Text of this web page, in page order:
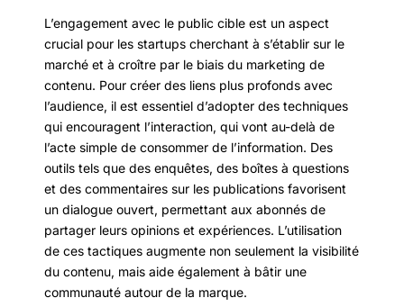
L’engagement avec le public cible est un aspect
crucial pour les startups cherchant à s’établir sur le
marché et à croître par le biais du marketing de
contenu. Pour créer des liens plus profonds avec
l’audience, il est essentiel d’adopter des techniques
qui encouragent l’interaction, qui vont au-delà de
l’acte simple de consommer de l’information. Des
outils tels que des enquêtes, des boîtes à questions
et des commentaires sur les publications favorisent
un dialogue ouvert, permettant aux abonnés de
partager leurs opinions et expériences. L’utilisation
de ces tactiques augmente non seulement la visibilité
du contenu, mais aide également à bâtir une
communauté autour de la marque.